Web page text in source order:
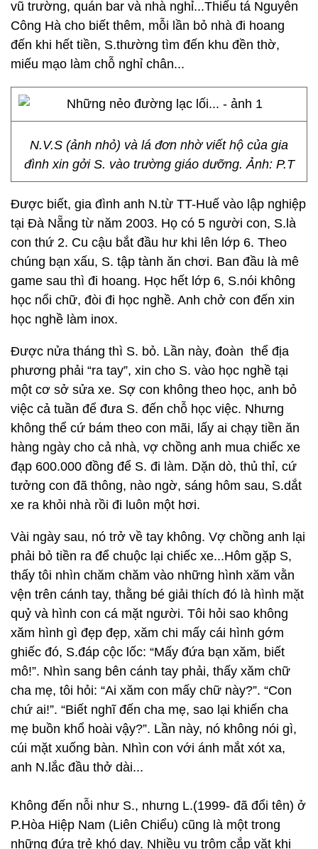
vũ trường, quán bar và nhà nghỉ...Thiếu tá Nguyễn
Công Hà cho biết thêm, mỗi lần bỏ nhà đi hoang
đến khi hết tiền, S.thường tìm đến khu đền thờ,
miếu mạo làm chỗ nghỉ chân...
N.V.S (ảnh nhỏ) và lá đơn nhờ viết hộ của gia
đình xin gởi S. vào trường giáo dưỡng. Ảnh: P.T
Được biết, gia đình anh N.từ TT-Huế vào lập nghiệp
tại Đà Nẵng từ năm 2003. Họ có 5 người con, S.là
con thứ 2. Cu cậu bắt đầu hư khi lên lớp 6. Theo
chúng bạn xấu, S. tập tành ăn chơi. Ban đầu là mê
game sau thì đi hoang. Học hết lớp 6, S.nói không
học nổi chữ, đòi đi học nghề. Anh chở con đến xin
học nghề làm inox.
Được nửa tháng thì S. bỏ. Lần này, đoàn thể địa
phương phải “ra tay”, xin cho S. vào học nghề tại
một cơ sở sửa xe. Sợ con không theo học, anh bỏ
việc cả tuần để đưa S. đến chỗ học việc. Nhưng
không thể cứ bám theo con mãi, lấy ai chạy tiền ăn
hàng ngày cho cả nhà, vợ chồng anh mua chiếc xe
đạp 600.000 đồng để S. đi làm. Dặn dò, thủ thỉ, cứ
tưởng con đã thông, nào ngờ, sáng hôm sau, S.dắt
xe ra khỏi nhà rồi đi luôn một hơi.
Vài ngày sau, nó trở về tay không. Vợ chồng anh lại
phải bỏ tiền ra để chuộc lại chiếc xe...Hôm gặp S,
thấy tôi nhìn chăm chăm vào những hình xăm vằn
vện trên cánh tay, thằng bé giải thích đó là hình mặt
quỷ và hình con cá mặt người. Tôi hỏi sao không
xăm hình gì đẹp đẹp, xăm chi mấy cái hình gớm
ghiếc đó, S.đáp cộc lốc: “Mấy đứa bạn xăm, biết
mô!”. Nhìn sang bên cánh tay phải, thấy xăm chữ
cha mẹ, tôi hỏi: “Ai xăm con mấy chữ này?”. “Con
chứ ai!”. “Biết nghĩ đến cha mẹ, sao lại khiến cha
mẹ buồn khổ hoài vậy?”. Lần này, nó không nói gì,
cúi mặt xuống bàn. Nhìn con với ánh mắt xót xa,
anh N.lắc đầu thở dài...
Không đến nỗi như S., nhưng L.(1999- đã đổi tên) ở
P.Hòa Hiệp Nam (Liên Chiểu) cũng là một trong
những đứa trẻ khó dạy. Nhiều vụ trộm cắp vặt khi